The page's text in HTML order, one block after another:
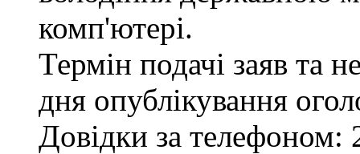
комп'ютері.
Термін подачі заяв та
дня опублікування
Довідки за телефоном: